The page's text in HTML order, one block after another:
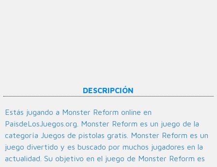
DESCRIPCIÓN
Estás jugando a Monster Reform online en
PaisdeLosJuegos.org. Monster Reform es un juego de la
categoría Juegos de pistolas gratis. Monster Reform es un
juego divertido y es buscado por muchos jugadores en la
actualidad. Su objetivo en el juego de Monster Reform es